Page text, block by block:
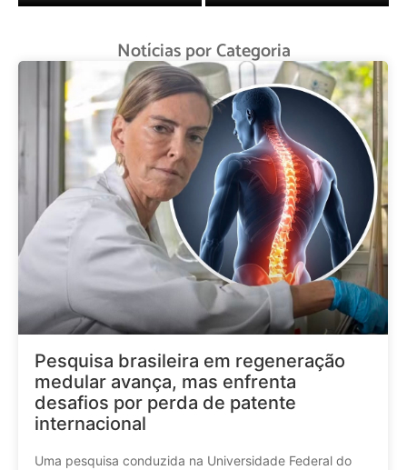
Notícias por Categoria
Pesquisa brasileira em regeneração
medular avança, mas enfrenta
desafios por perda de patente
internacional
Uma pesquisa conduzida na Universidade Federal do